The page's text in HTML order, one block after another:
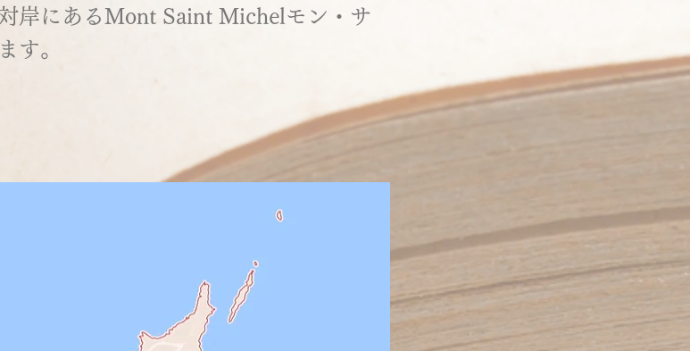
岸にあるMont Saint Michelモン・サ
す。